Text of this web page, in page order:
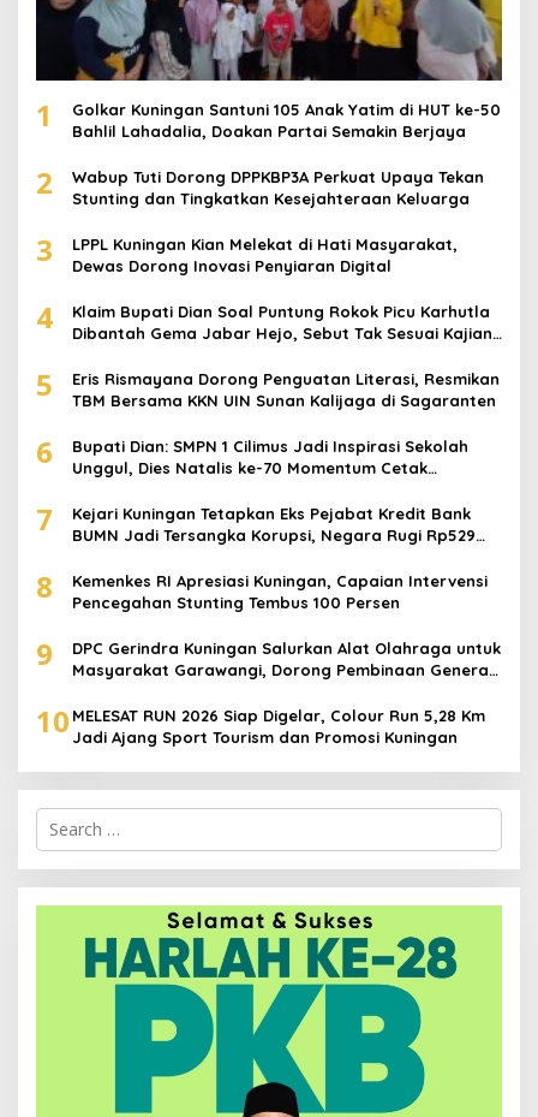
1
Golkar Kuningan Santuni 105 Anak Yatim di HUT ke-50
Bahlil Lahadalia, Doakan Partai Semakin Berjaya
2
Wabup Tuti Dorong DPPKBP3A Perkuat Upaya Tekan
Stunting dan Tingkatkan Kesejahteraan Keluarga
3
LPPL Kuningan Kian Melekat di Hati Masyarakat,
Dewas Dorong Inovasi Penyiaran Digital
4
Klaim Bupati Dian Soal Puntung Rokok Picu Karhutla
Dibantah Gema Jabar Hejo, Sebut Tak Sesuai Kajian
5
Eris Rismayana Dorong Penguatan Literasi, Resmikan
TBM Bersama KKN UIN Sunan Kalijaga di Sagaranten
6
Bupati Dian: SMPN 1 Cilimus Jadi Inspirasi Sekolah
Unggul, Dies Natalis ke-70 Momentum Cetak
7
Kejari Kuningan Tetapkan Eks Pejabat Kredit Bank
BUMN Jadi Tersangka Korupsi, Negara Rugi Rp529
8
Kemenkes RI Apresiasi Kuningan, Capaian Intervensi
Pencegahan Stunting Tembus 100 Persen
9
DPC Gerindra Kuningan Salurkan Alat Olahraga untuk
Masyarakat Garawangi, Dorong Pembinaan Generasi
10 MELESAT RUN 2026 Siap Digelar, Colour Run 5,28 Km
Jadi Ajang Sport Tourism dan Promosi Kuningan
Search
for: